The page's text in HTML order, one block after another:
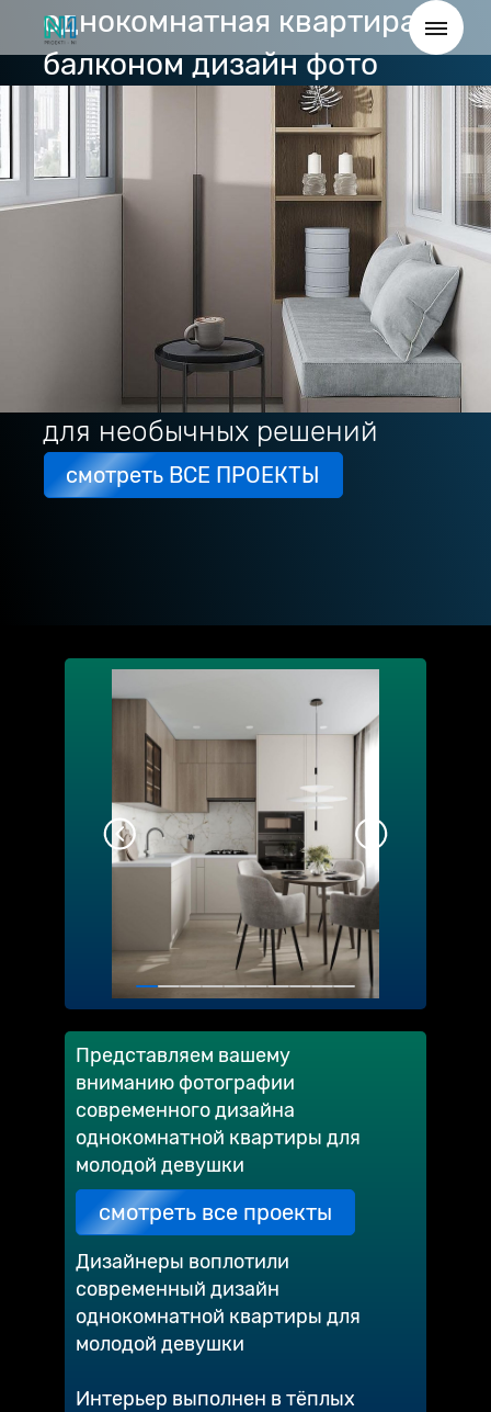
однокомнатная квартира с
балконом дизайн фото
для необычных решений
смотреть ВСЕ ПРОЕКТЫ
Представляем вашему
вниманию фотографии
современного дизайна
однокомнатной квартиры для
молодой девушки
смотреть все проекты
Дизайнеры воплотили
современный дизайн
однокомнатной квартиры для
молодой девушки
Интерьер выполнен в тёплых